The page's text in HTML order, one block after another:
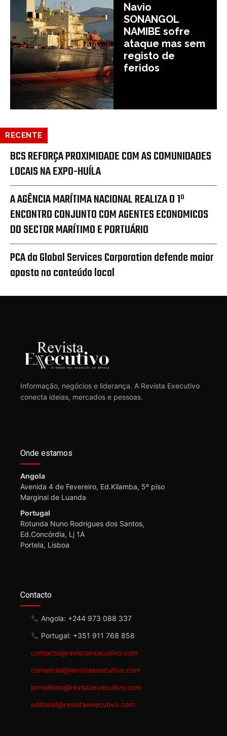
Navio
SONANGOL
NAMIBE sofre
ataque mas sem
registo de
feridos
RECENTE
BCS REFORÇA PROXIMIDADE COM AS COMUNIDADES
LOCAIS NA EXPO-HUÍLA
A AGÊNCIA MARÍTIMA NACIONAL REALIZA O 1º
ENCONTRO CONJUNTO COM AGENTES ECONOMICOS
DO SECTOR MARÍTIMO E PORTUÁRIO
PCA da Global Services Corporation defende maior
aposta no conteúdo local
Informação, negócios e liderança. A Revista Executivo
conecta ideias, mercados e pessoas.
Onde estamos
Angola
Avenida 4 de Fevereiro, Ed.Kilamba, 5º piso
Marginal de Luanda
Portugal
Rotunda Nuno Rodrigues dos Santos,
Ed.Concórdia, Lj 1A
Portela, Lisboa
Contacto
Angola: +244 973 088 337
Portugal: +351 911 768 858
contacto@revistaexecutivo.com
comercial@revistaexecutivo.com
jornalismo@revistaexecutivo.com
editorial@revistaexecutivo.com